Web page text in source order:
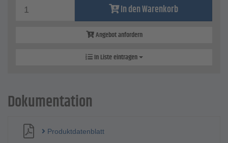
In den Warenkorb
Angebot anfordern
In Liste eintragen
Dokumentation
Produktdatenblatt